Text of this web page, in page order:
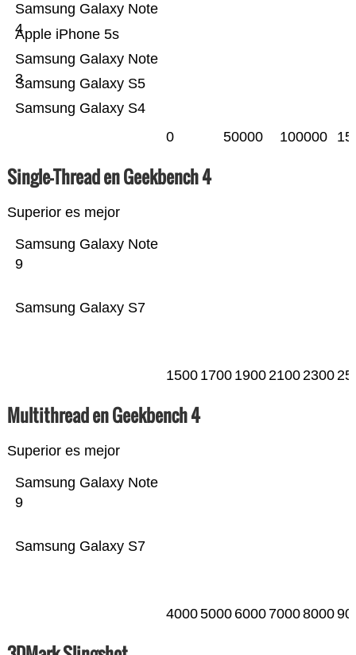
Samsung Galaxy S4
Samsung Galaxy S5
Samsung Galaxy Note
3
Apple iPhone 5s
Samsung Galaxy Note
4
0 50000 100000
Single-Thread en Geekbench 4
Superior es mejor
Samsung Galaxy S7
Samsung Galaxy Note
9
1500 1700 190021002300
Multithread en Geekbench 4
Superior es mejor
Samsung Galaxy S7
Samsung Galaxy Note
9
40005000 6000 70008000